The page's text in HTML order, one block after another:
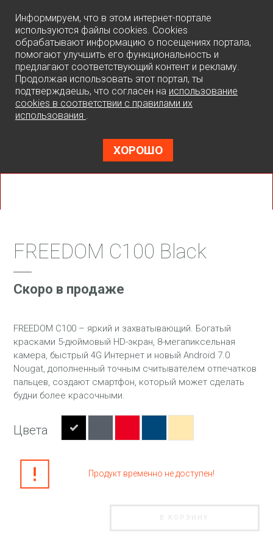
Информируем, что в этом интернет-портале
используются файлы cookies. Cookies
обрабатывают информацию о посещениях портала,
помогают улучшить его функциональность и
предлагают соответствующий контент и рекламу.
Продолжая использовать этот портал, ты
подтверждаешь, что согласен на использование
cookies в соответствии с правилами их
использования .
ХОРОШО
FREEDOM C100 Black
Скоро в продаже
FREEDOM C100 – яркий и захватывающий. Богатый
красками 5-дюймовый HD-экран, 8-мегапиксельная
камера, быстрый 4G Интернет и новый Android 7.0
Nougat, дополненный точным считывателем отпечатков
пальцев, создают смартфон, который может сделать
будни более красочными.
Цвета
Продукт временно не доступен!